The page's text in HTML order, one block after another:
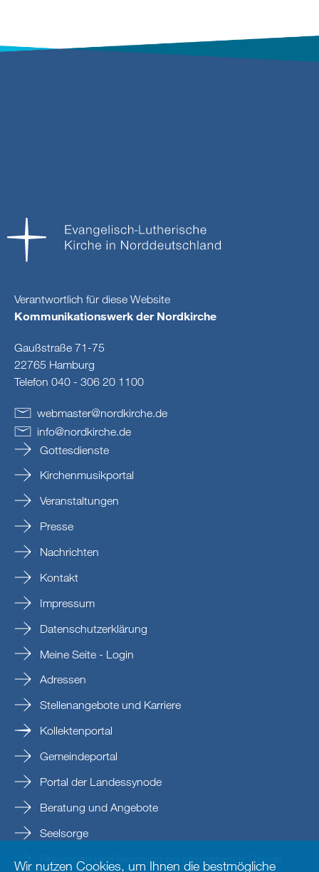
Verantwortlich für diese Website
Kommunikationswerk der Nordkirche
Gaußstraße 71-75
22765 Hamburg
Telefon 040 - 306 20 1100
webmaster@nordkirche.de
info@nordkirche.de
Gottesdienste
Kirchenmusikportal
Veranstaltungen
Presse
Nachrichten
Kontakt
Impressum
Datenschutzerklärung
Meine Seite - Login
Adressen
Stellenangebote und Karriere
Kollektenportal
Gemeindeportal
Portal der Landessynode
Beratung und Angebote
Seelsorge
Wir nutzen Cookies, um Ihnen die bestmögliche